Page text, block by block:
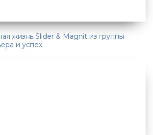
жизнь Slider & Magnit из группы
и успех